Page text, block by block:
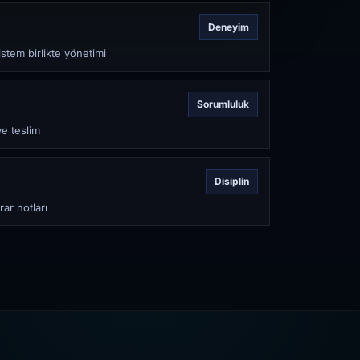
Deneyim
birlikte yönetimi
Sorumluluk
teslim
Disiplin
notları